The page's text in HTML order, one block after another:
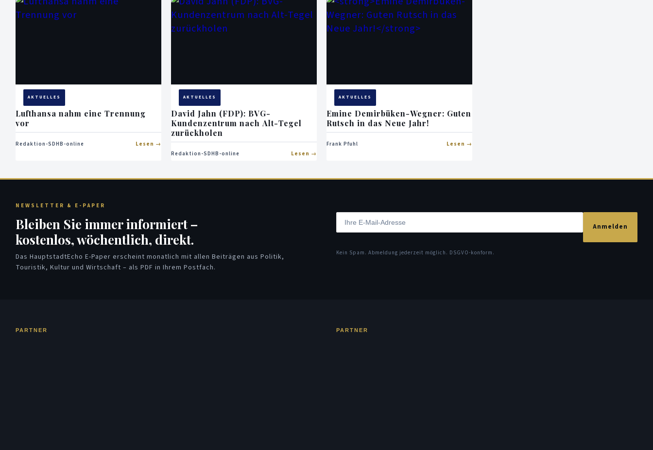
AKTUELLES
Lufthansa nahm eine Trennung
vor
Redaktion-SDHB-online Lesen
AKTUELLES
David Jahn (FDP): BVG-
Kundenzentrum nach Alt-Tegel
zurückholen
Redaktion-SDHB-online Lesen
AKTUELLES
Emine Demirbüken-Wegner: Guten
Rutsch in das Neue Jahr!
Frank Pfuhl Lesen
NEWSLETTER & E-PAPER
Bleiben Sie immer informiert –
kostenlos, wöchentlich, direkt.
Das HauptstadtEcho E-Paper erscheint monatlich mit allen Beiträgen aus Politik,
Touristik, Kultur und Wirtschaft – als PDF in Ihrem Postfach.
Anmelden
Kein Spam. Abmeldung jederzeit möglich. DSGVO-konform.
PARTNER PARTNER